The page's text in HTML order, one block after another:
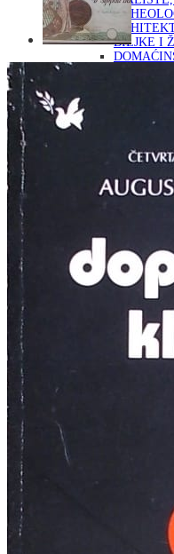
BILJKE I
OD
LIKOVNA
RAZNO
RELIGIJA
OD RJEČNIKA
DO